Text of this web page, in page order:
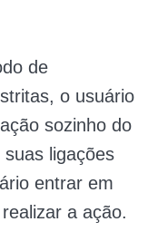
de
o usuário
sozinho do
ligações
entrar em
a ação.